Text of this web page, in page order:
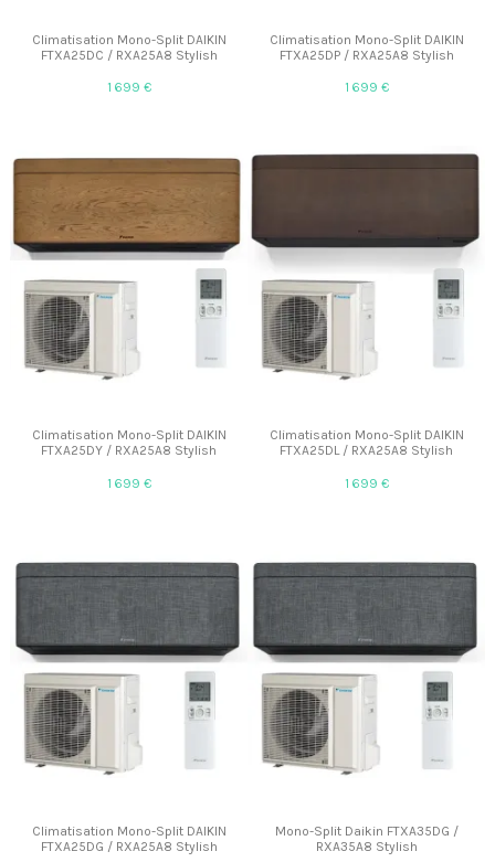
Climatisation Mono-Split DAIKIN
FTXA25DC / RXA25A8 Stylish
1 699 €
Climatisation Mono-Split DAIKIN
FTXA25DP / RXA25A8 Stylish
1 699 €
Climatisation Mono-Split DAIKIN
FTXA25DY / RXA25A8 Stylish
1 699 €
Climatisation Mono-Split DAIKIN
FTXA25DL / RXA25A8 Stylish
1 699 €
Climatisation Mono-Split DAIKIN
FTXA25DG / RXA25A8 Stylish
Mono-Split Daikin FTXA35DG /
RXA35A8 Stylish